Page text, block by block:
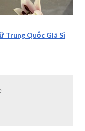
Trung Quốc Giá Sỉ